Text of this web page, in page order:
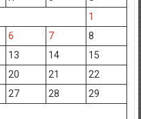
1
6 7
8
13 14
15
20 21
22
27 28
29